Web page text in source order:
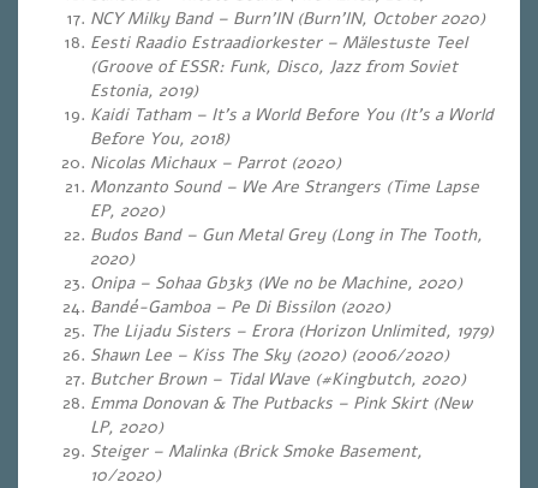
NCY Milky Band – Burn’IN (Burn’IN, October 2020)
Eesti Raadio Estraadiorkester – Mälestuste Teel
(Groove of ESSR: Funk, Disco, Jazz from Soviet
Estonia, 2019)
Kaidi Tatham – It’s a World Before You (It’s a World
Before You, 2018)
Nicolas Michaux – Parrot (2020)
Monzanto Sound – We Are Strangers (Time Lapse
EP, 2020)
Budos Band – Gun Metal Grey (Long in The Tooth,
2020)
Onipa – Sohaa Gb3k3 (We no be Machine, 2020)
Bandé-Gamboa – Pe Di Bissilon (2020)
The Lijadu Sisters – Erora (Horizon Unlimited, 1979)
Shawn Lee – Kiss The Sky (2020) (2006/2020)
Butcher Brown – Tidal Wave (#Kingbutch, 2020)
Emma Donovan & The Putbacks – Pink Skirt (New
LP, 2020)
Steiger – Malinka (Brick Smoke Basement,
10/2020)